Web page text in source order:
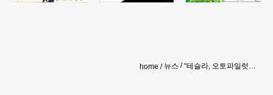
home 뉴스 “테슬라, 오토파일럿 안전성 과장”